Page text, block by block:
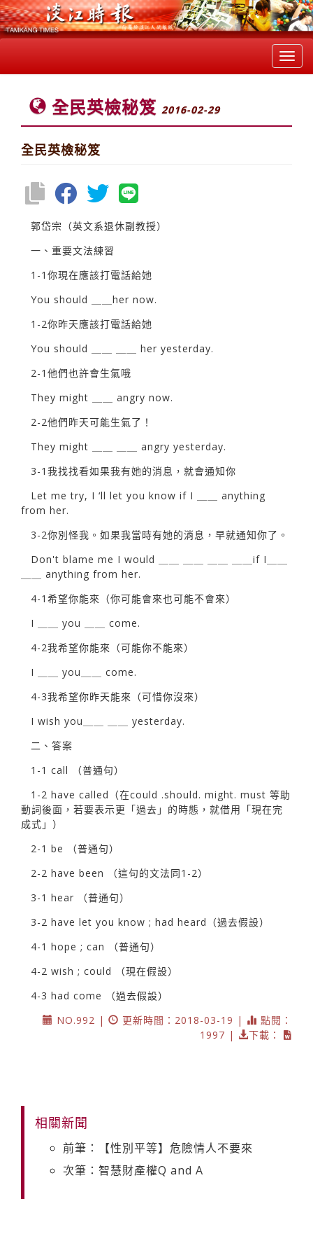
全民英檢秘笈 2016-02-29
全民英檢秘笈
郭岱宗（英文系退休副教授）
一、重要文法練習
1-1你現在應該打電話給她
You should ＿＿her now.
1-2你昨天應該打電話給她
You should ＿＿ ＿＿ her yesterday.
2-1他們也許會生氣哦
They might ＿＿ angry now.
2-2他們昨天可能生氣了！
They might ＿＿ ＿＿ angry yesterday.
3-1我找找看如果我有她的消息，就會通知你
Let me try, I ‘ll let you know if I ＿＿ anything
from her.
3-2你別怪我。如果我當時有她的消息，早就通知你了。
Don't blame me I would ＿＿ ＿＿ ＿＿ ＿＿if I＿＿
＿＿ anything from her.
4-1希望你能來（你可能會來也可能不會來）
I ＿＿ you ＿＿ come.
4-2我希望你能來（可能你不能來）
I ＿＿ you＿＿ come.
4-3我希望你昨天能來（可惜你沒來）
I wish you＿＿ ＿＿ yesterday.
二、答案
1-1 call （普通句）
1-2 have called（在could .should. might. must 等助
動詞後面，若要表示更「過去」的時態，就借用「現在完
成式」）
2-1 be （普通句）
2-2 have been （這句的文法同1-2）
3-1 hear （普通句）
3-2 have let you know ; had heard（過去假設）
4-1 hope ; can （普通句）
4-2 wish ; could （現在假設）
4-3 had come （過去假設）
NO.992 |
更新時間：2018-03-19 |
點閱：
1997 |
下載：
相關新聞
前筆：【性別平等】危險情人不要來
次筆：智慧財產權Q and A